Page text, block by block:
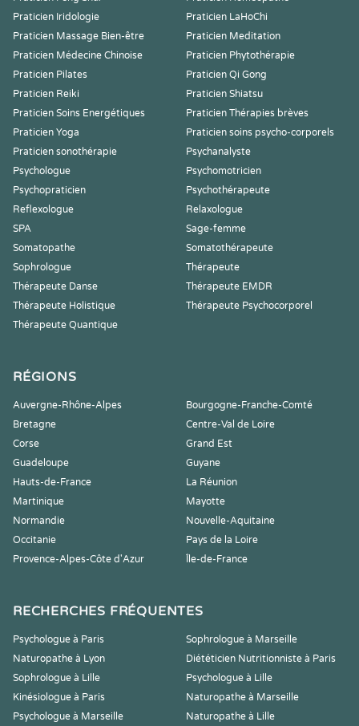
Praticien Iridologie
Praticien LaHoChi
Praticien Massage Bien-être
Praticien Meditation
Praticien Médecine Chinoise
Praticien Phytothérapie
Praticien Pilates
Praticien Qi Gong
Praticien Reiki
Praticien Shiatsu
Praticien Soins Energétiques
Praticien Thérapies brèves
Praticien Yoga
Praticien soins psycho-corporels
Praticien sonothérapie
Psychanalyste
Psychologue
Psychomotricien
Psychopraticien
Psychothérapeute
Reflexologue
Relaxologue
SPA
Sage-femme
Somatopathe
Somatothérapeute
Sophrologue
Thérapeute
Thérapeute Danse
Thérapeute EMDR
Thérapeute Holistique
Thérapeute Psychocorporel
Thérapeute Quantique
RÉGIONS
Auvergne-Rhône-Alpes
Bourgogne-Franche-Comté
Bretagne
Centre-Val de Loire
Corse
Grand Est
Guadeloupe
Guyane
Hauts-de-France
La Réunion
Martinique
Mayotte
Normandie
Nouvelle-Aquitaine
Occitanie
Pays de la Loire
Provence-Alpes-Côte d'Azur
Île-de-France
RECHERCHES FRÉQUENTES
Psychologue à Paris
Sophrologue à Marseille
Naturopathe à Lyon
Diététicien Nutritionniste à Paris
Sophrologue à Lille
Psychologue à Lille
Kinésiologue à Paris
Naturopathe à Marseille
Psychologue à Marseille
Naturopathe à Lille